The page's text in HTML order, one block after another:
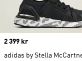
Price
2 399 kr
adidas by Stella